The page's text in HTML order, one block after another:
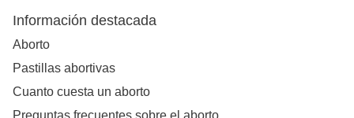
Información destacada
Aborto
Pastillas abortivas
Cuanto cuesta un aborto
Preguntas frecuentes sobre el aborto